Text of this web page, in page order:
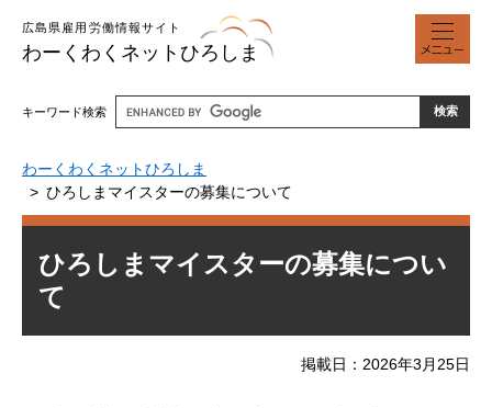
広島県雇用労働情報サイト
わーくわくネットひろしま
キーワード検索
ニ
ー
わーくわくネットひろしま
ひろしまマイスターの募集について
ひろしまマイスターの募集につい
て
掲載日 2026年3月25日